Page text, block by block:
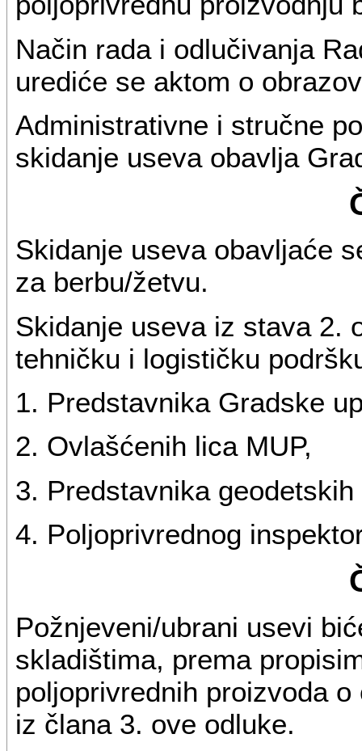
Način rada i odlučivanja
urediće se aktom o
Administrativne i stručne
skidanje useva obavlja
Skidanje useva obavljaće
za berbu/žetvu.
Skidanje useva iz stava 2.
tehničku i logističku
1. Predstavnika Gradske
2. Ovlašćenih lica MUP,
3. Predstavnika
4. Poljoprivrednog
Požnjeveni/ubrani usevi
skladištima, prema
poljoprivrednih proizvoda
iz člana 3. ove odluke.